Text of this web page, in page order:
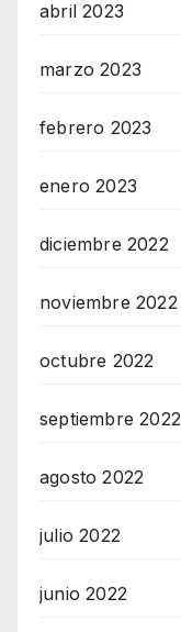
abril 2023
marzo 2023
febrero 2023
enero 2023
diciembre 2022
noviembre 2022
octubre 2022
septiembre 2022
agosto 2022
julio 2022
junio 2022